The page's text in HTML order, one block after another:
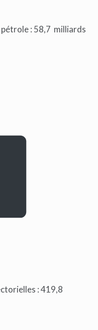
: 58,7 milliards
: 419,8